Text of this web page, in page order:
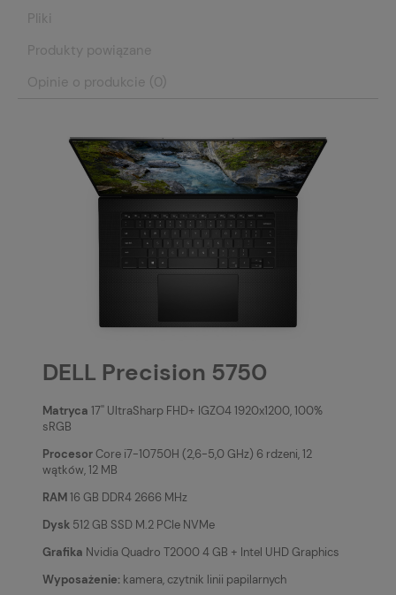
Pliki
Produkty powiązane
Opinie o produkcie (0)
DELL Precision 5750
Matryca 17'' UltraSharp FHD+ IGZO4 1920x1200, 100%
sRGB
ProcesorCore i7-10750H (2,6-5,0 GHz) 6 rdzeni, 12
wątków, 12 MB
RAM16 GB DDR4 2666 MHz
Dysk 512 GB SSD M.2 PCIe NVMe
Grafika Nvidia Quadro T2000 4 GB + Intel UHD Graphics
Wyposażenie: kamera, czytnik linii papilarnych